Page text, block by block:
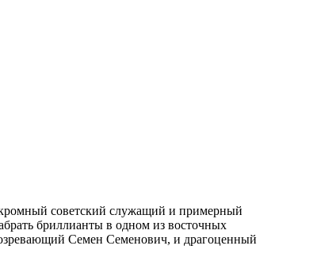
бриллианты в одном из восточных
Семен Семенович, и драгоценный